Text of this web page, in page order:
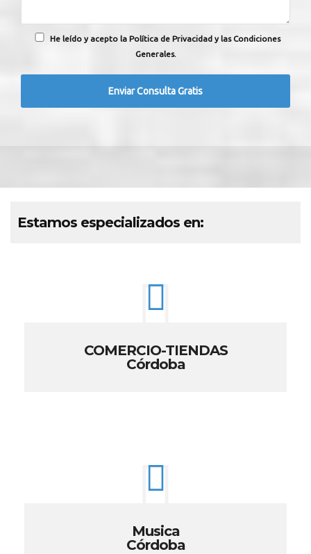
He leído y acepto la Política de Privacidad y las Condiciones
Generales.
Estamos especializados en:
COMERCIO-TIENDAS
Córdoba
Musica
Córdoba